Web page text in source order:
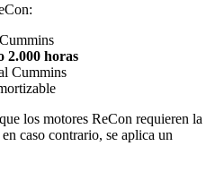
2.000 horas
Cummins
los motores ReCon requieren la
en caso contrario, se aplica un